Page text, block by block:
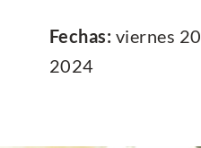
Fechas: viernes
2024